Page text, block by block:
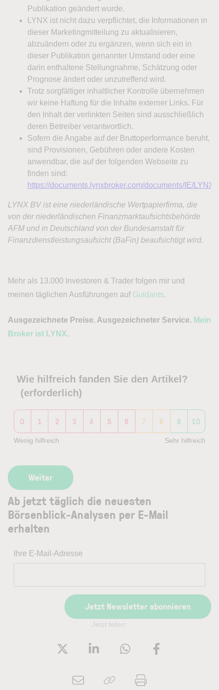
Mehr als 13.000 Investoren & Trader folgen mir und
meinen täglichen Ausführungen auf Guidants.
Ausgezeichnete Preise. Ausgezeichneter Service. Mein
Broker ist LYNX.
Wie hilfreich fanden Sie den Artikel?
(erforderlich)
0 1 2 3 4 5 6 7 8 9 10
Wenig hilfreich Sehr hilfreich
Ab jetzt täglich die neuesten
Börsenblick-Analysen per E-Mail
erhalten
Ihre E-Mail-Adresse
Jetzt Newsletter abonnieren
Jetzt teilen: